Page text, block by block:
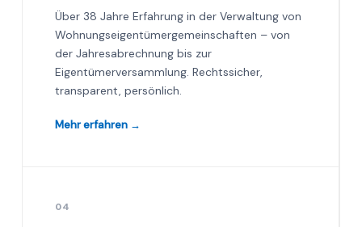
Über 38 Jahre Erfahrung in der Verwaltung von
Wohnungseigentümergemeinschaften – von
der Jahresabrechnung bis zur
Eigentümerversammlung. Rechtssicher,
transparent, persönlich.
Mehr erfahren →
04